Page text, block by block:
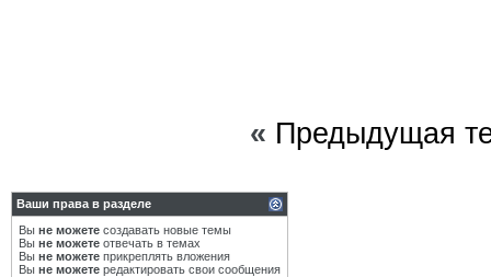
« Предыдущая
Ваши права в разделе
Вы не можете создавать новые темы
Вы не можете отвечать в темах
Вы не можете прикреплять вложения
Вы не можете редактировать свои сообщения